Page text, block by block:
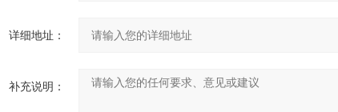
详细地址：
补充说明：